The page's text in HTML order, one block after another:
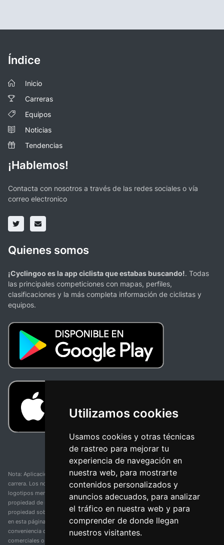
Utilizamos cookies
Usamos cookies y otras técnicas
de rastreo para mejorar tu
experiencia de navegación en
nuestra web, para mostrarte
contenidos personalizados y
anuncios adecuados, para analizar
el tráfico en nuestra web y para
comprender de donde llegan
nuestros visitantes.
Índice
Inicio
Carreras
Equipos
Noticias
Tendencias
¡Hablemos!
Contacta con nosotros a través de las redes sociales o vía
correo electronico
Quienes somos
¡Cyclingoo es la app ciclista que estabas buscando!. Todas
las principales competiciones con mapas, perfiles,
clasificaciones y la más completa información de ciclistas y
equipos.
Nota: Aplicación y web no oficial y no relacionada con ninguna organización o
carrera. Los nombres de equipos, competiciones, marcas comerciales y
logotipos mencionados en esta página de resultados de ciclismo son
propiedad de sus respectivos dueños. No tenemos afiliación, patrocinio ni
propiedad sobre estas marcas comerciales. Toda la información proporcionada
en esta página se presenta únicamente con fines informativos y para la
conveniencia de nuestros usuarios. Cualquier uso de nombres, marcas
comerciales o logotipos tiene el único propósito de identificar equipos y